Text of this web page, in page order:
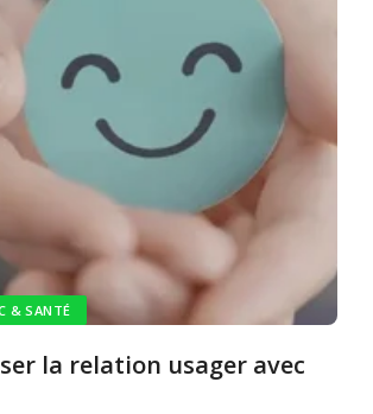
& SANTÉ
la relation usager avec